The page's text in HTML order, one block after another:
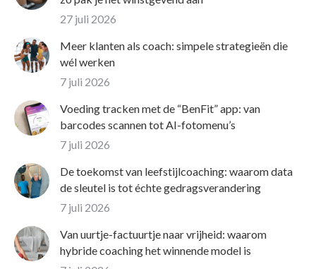
27 juli 2026
Meer klanten als coach: simpele strategieën die
wél werken
7 juli 2026
Voeding tracken met de “BenFit” app: van
barcodes scannen tot AI-fotomenu’s
7 juli 2026
De toekomst van leefstijlcoaching: waarom data
de sleutel is tot échte gedragsverandering
7 juli 2026
Van uurtje-factuurtje naar vrijheid: waarom
hybride coaching het winnende model is